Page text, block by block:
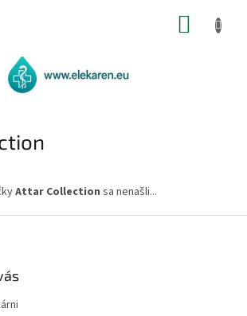
Attar Collection sa nenašli...